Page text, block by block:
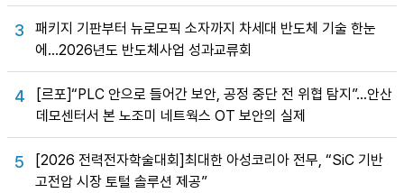
3
패키지 기판부터 뉴로모픽 소자까지 차세대 반도체 기술 한눈
에…2026년도 반도체사업 성과교류회
4
[르포]“PLC 안으로 들어간 보안, 공정 중단 전 위협 탐지”…안산
데모센터서 본 노조미 네트웍스 OT 보안의 실제
5
[2026 전력전자학술대회]최대한 아성코리아 전무, “SiC 기반
고전압 시장 토털 솔루션 제공”